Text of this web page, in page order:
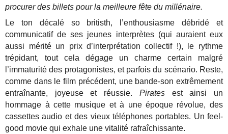
procurer des billets pour la meilleure fête du millénaire.
Le ton décalé so britisth, l’enthousiasme débridé et
communicatif de ses jeunes interprètes (qui auraient eux
aussi mérité un prix d’interprétation collectif !), le rythme
trépidant, tout cela dégage un charme certain malgré
l’immaturité des protagonistes, et parfois du scénario. Reste,
comme dans le film précédent, une bande-son extrêmement
entraînante, joyeuse et réussie. Pirates est ainsi un
hommage à cette musique et à une époque révolue, des
cassettes audio et des vieux téléphones portables. Un feel-
good movie qui exhale une vitalité rafraîchissante.